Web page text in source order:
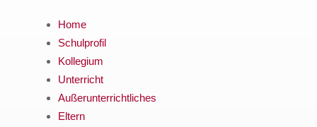
Home
Schulprofil
Kollegium
Unterricht
Außerunterrichtliches
Eltern